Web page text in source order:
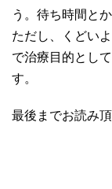
う。待ち時間と
ただし、くどい
で治療目的とし
す。
最後までお読み